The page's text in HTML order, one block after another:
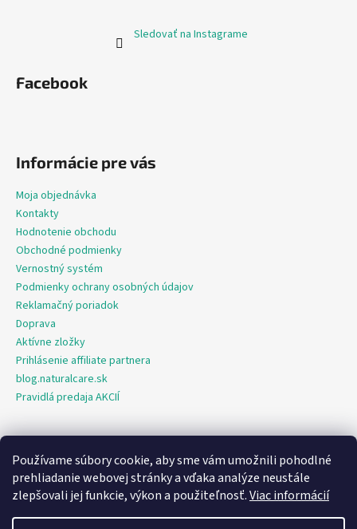
Používame súbory cookie, aby sme vám umožnili pohodlné
prehliadanie webovej stránky a vďaka analýze neustále
zlepšovali jej funkcie, výkon a použiteľnosť.Viac informácií
Sledovať na Instagrame
Facebook
Informácie pre vás
Moja objednávka
Kontakty
Hodnotenie obchodu
Obchodné podmienky
Vernostný systém
Podmienky ochrany osobných údajov
Reklamačný poriadok
Doprava
Aktívne zložky
Prihlásenie affiliate partnera
blog.naturalcare.sk
Pravidlá predaja AKCIÍ
O marketing sa nám stará digitálna agentúra Consultee
Vytvoril Shoptet